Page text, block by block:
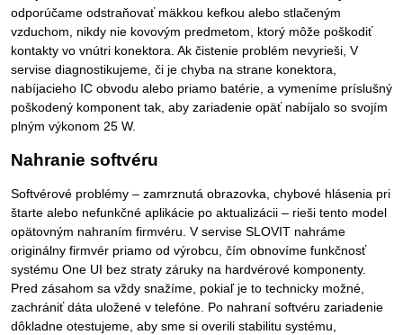
odporúčame odstraňovať mäkkou kefkou alebo stlačeným
vzduchom, nikdy nie kovovým predmetom, ktorý môže poškodiť
kontakty vo vnútri konektora. Ak čistenie problém nevyrieši, V
servise diagnostikujeme, či je chyba na strane konektora,
nabíjacieho IC obvodu alebo priamo batérie, a vymeníme príslušný
poškodený komponent tak, aby zariadenie opäť nabíjalo so svojím
plným výkonom 25 W.
Nahranie softvéru
Softvérové problémy – zamrznutá obrazovka, chybové hlásenia pri
štarte alebo nefunkčné aplikácie po aktualizácii – rieši tento model
opätovným nahraním firmvéru. V servise SLOVIT nahráme
originálny firmvér priamo od výrobcu, čím obnovíme funkčnosť
systému One UI bez straty záruky na hardvérové komponenty.
Pred zásahom sa vždy snažíme, pokiaľ je to technicky možné,
zachrániť dáta uložené v telefóne. Po nahraní softvéru zariadenie
dôkladne otestujeme, aby sme si overili stabilitu systému,